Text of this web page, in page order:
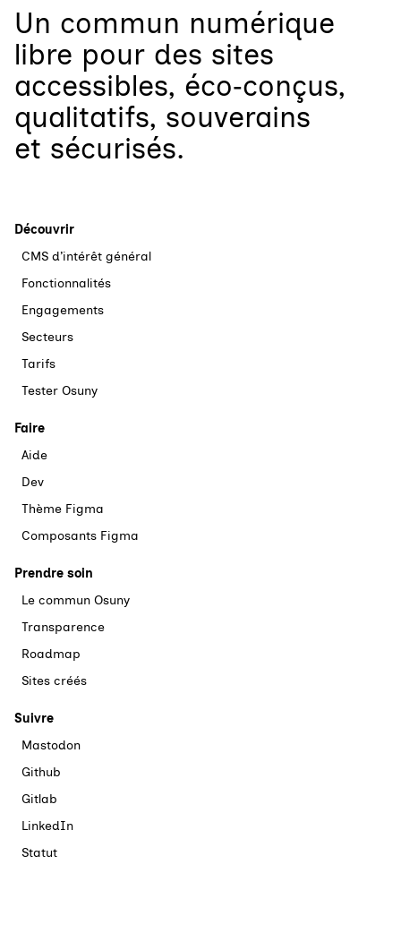
Un commun numérique
libre pour des sites
accessibles, éco‑conçus,
qualitatifs, souverains
et sécurisés.
Découvrir
CMS d’intérêt général
Fonctionnalités
Engagements
Secteurs
Tarifs
Tester Osuny
Faire
Aide
Dev
Thème Figma
Composants Figma
Prendre soin
Le commun Osuny
Transparence
Roadmap
Sites créés
Suivre
Mastodon
Github
Gitlab
LinkedIn
Statut